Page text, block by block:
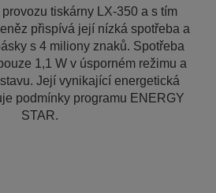
tiskárny LX-350 a s tím
přispívá její nízká spotřeba a
s 4 miliony znaků. Spotřeba
1,1 W v úsporném režimu a
Její vynikající energetická
podmínky programu ENERGY
STAR.